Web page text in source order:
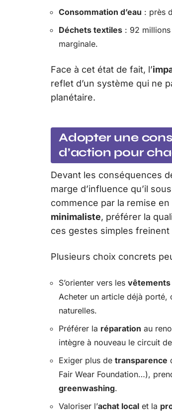
Consommation d’eau : près
Déchets textiles : 92
marginale.
Face à cet état de fait, l’
reflet d’un système qui ne
planétaire.
Adopter une
d’action pour
Devant les conséquences
marge d’influence qu’il
commence par la remise
minimaliste, préférer la
ces gestes simples freinent
Plusieurs choix concrets
S’orienter vers les vêtements
Acheter un article déjà porté,
naturelles.
Préférer la réparation au
intègre à nouveau le circuit de
Exiger plus de transparence
Fair Wear Foundation…),
greenwashing.
Valoriser l’achat local et la